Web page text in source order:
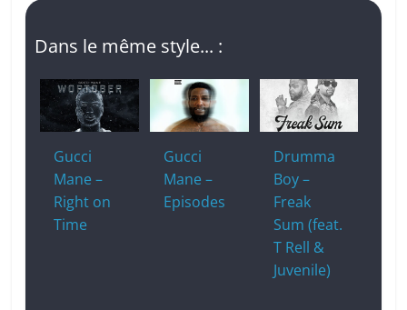
Dans le même style... :
Gucci
Mane –
Right on
Time
Gucci
Mane –
Episodes
Drumma
Boy –
Freak
Sum (feat.
T Rell &
Juvenile)